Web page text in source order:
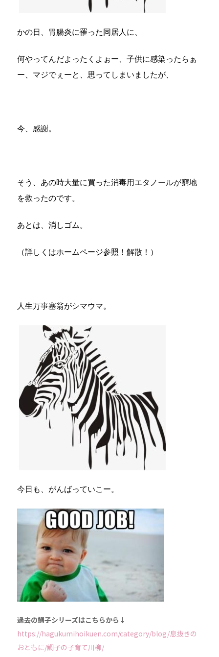
かの日、胃腸炎に罹った同居人に、
何やってんだよったくよぉー、子供に感染ったらぁ
ー、マジでぇーと、思ってしまいましたが、
今、感謝。
そう、あの時大量に買った消毒用エタノールが窮地
を救ったのです。
あとは、消しゴム。
（詳しくはホームページ参照！解散！）
人生万事塞翁がシマウマ。
今日も、がんばっていこー。
過去の鯛子シリーズはこちらから↓
https://hagukumihoikuen.com/category/blog/息抜きの
おともに/鯛子の子育て川柳/